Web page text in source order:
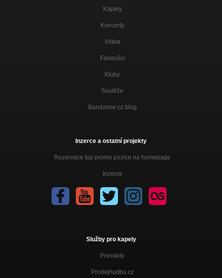
Kapely
Koncerty
Videa
Fanoušci
Kluby
Soutěže
Bandzone.cz blog
Inzerce a ostatní projekty
Rezervace top promo pozice na homepage
Inzerce
Služby pro kapely
Presskity
Prodejhudbu.cz